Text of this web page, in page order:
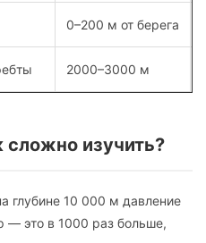
0–200 м от берега
2000–3000 м
сложно изучить?
глубине 10 000 м давление
— это в 1000 раз больше,